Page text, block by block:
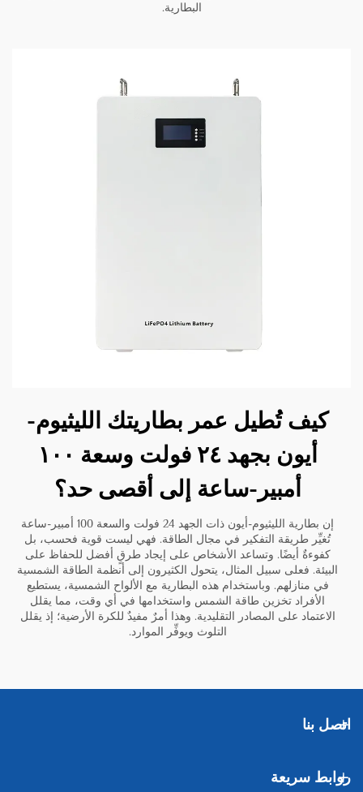
البطارية.
كيف تُطيل عمر بطاريتك الليثيوم-
أيون بجهد ٢٤ فولت وسعة ١٠٠
أمبير-ساعة إلى أقصى حد؟
إن بطارية الليثيوم-أيون ذات الجهد 24 فولت والسعة 100 أمبير-ساعة
تُغيِّر طريقة التفكير في مجال الطاقة. فهي ليست قوية فحسب، بل
كفوءةٌ أيضًا. وتساعد الأشخاص على إيجاد طرقٍ أفضل للحفاظ على
البيئة. فعلى سبيل المثال، يتحول الكثيرون إلى أنظمة الطاقة الشمسية
في منازلهم. وباستخدام هذه البطارية مع الألواح الشمسية، يستطيع
الأفراد تخزين طاقة الشمس واستخدامها في أي وقت، مما يقلل
الاعتماد على المصادر التقليدية. وهذا أمرٌ مفيدٌ للكرة الأرضية؛ إذ يقلل
التلوث ويوفِّر الموارد.
اتصل بنا
روابط سريعة